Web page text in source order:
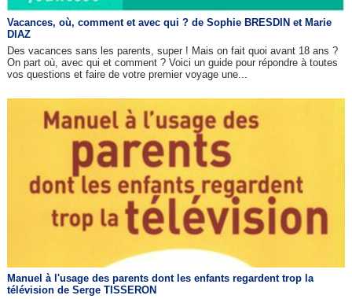
Vacances, où, comment et avec qui ? de Sophie BRESDIN et Marie
DIAZ
Des vacances sans les parents, super ! Mais on fait quoi avant 18 ans ?
On part où, avec qui et comment ? Voici un guide pour répondre à toutes
vos questions et faire de votre premier voyage une...
Manuel à l'usage des parents dont les enfants regardent trop la
télévision de Serge TISSERON